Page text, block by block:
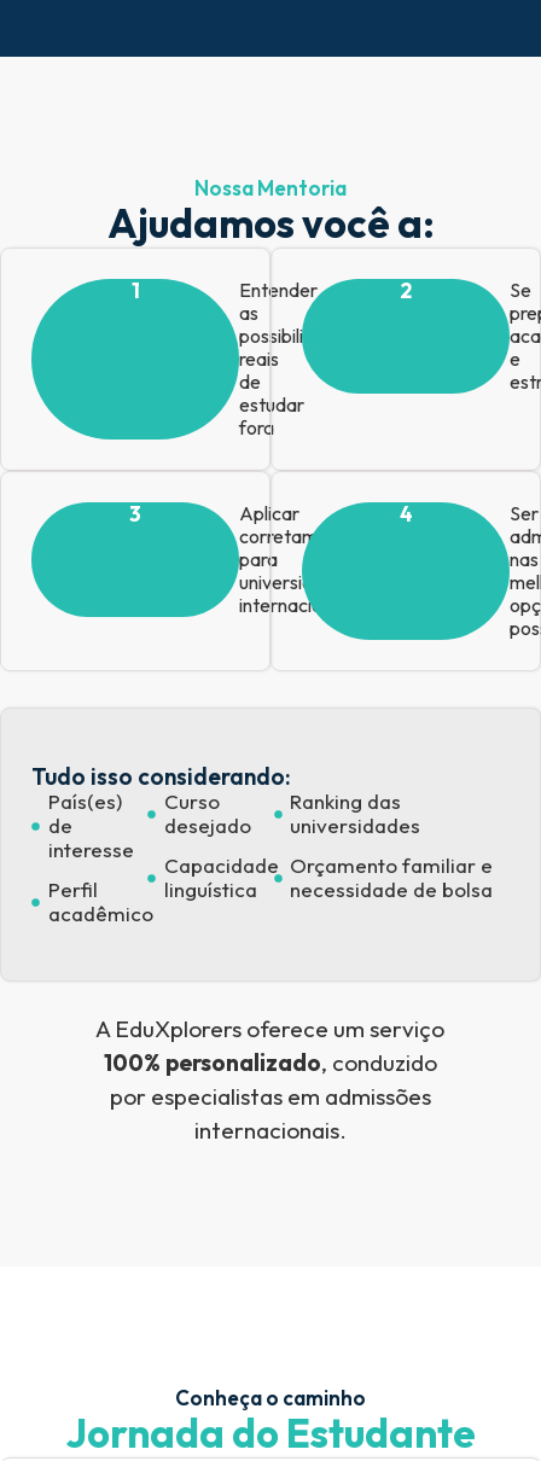
Nossa Mentoria
Ajudamos você a:
1
Entender
as
possibilidades
reais
de
estudar
fora
2
Se
e
3
Aplicar
corretamente
para
universidades
internacionais
4
Ser
nas
Tudo isso considerando:
País(es)
de
interesse
Perfil
acadêmico
Curso
desejado
Capacidade
linguística
Ranking das
universidades
Orçamento familiar e
necessidade de bolsa
A EduXplorers oferece um serviço
100% personalizado, conduzido
por especialistas em admissões
internacionais.
Conheça o caminho
Jornada do Estudante